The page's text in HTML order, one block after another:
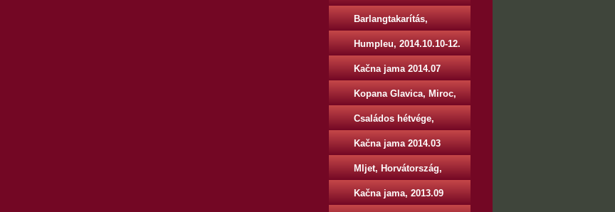
Barlangtakarítás,
Humpleu, 2014.10.10-12.
Kačna jama 2014.07
Kopana Glavica, Miroc,
Családos hétvége,
Kačna jama 2014.03
Mljet, Horvátország,
Kačna jama, 2013.09